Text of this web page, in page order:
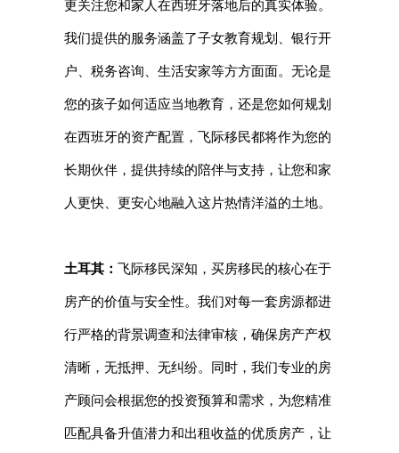
更关注您和家人在西班牙落地后的真实体验。
我们提供的服务涵盖了子女教育规划、银行开
户、税务咨询、生活安家等方方面面。无论是
您的孩子如何适应当地教育，还是您如何规划
在西班牙的资产配置，飞际移民都将作为您的
长期伙伴，提供持续的陪伴与支持，让您和家
人更快、更安心地融入这片热情洋溢的土地。
土耳其： 飞际移民深知，买房移民的核心在于
房产的价值与安全性。我们对每一套房源都进
行严格的背景调查和法律审核，确保房产产权
清晰，无抵押、无纠纷。同时，我们专业的房
产顾问会根据您的投资预算和需求，为您精准
匹配具备升值潜力和出租收益的优质房产，让